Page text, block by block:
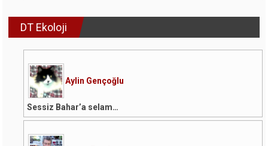
DT Ekoloji
Aylin Gençoğlu
Sessiz Bahar’a selam…